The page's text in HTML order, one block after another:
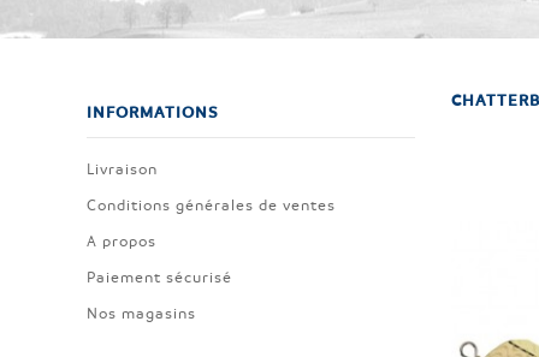
INFORMATIONS
Livraison
Conditions générales de ventes
A propos
Paiement sécurisé
Nos magasins